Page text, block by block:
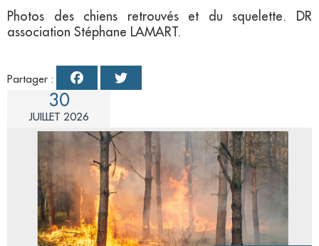
Photos des chiens retrouvés et du squelette. DR
association Stéphane LAMART.
Partager :
30
JUILLET 2026